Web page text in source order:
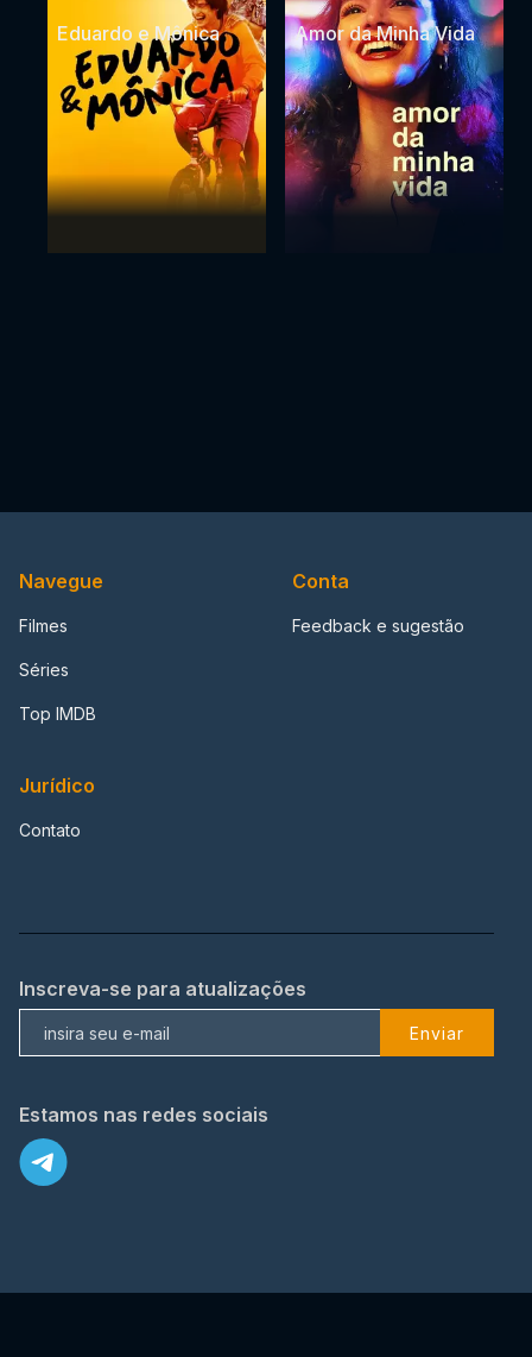
Eduardo e Mônica Amor da Minha Vida
Navegue
Filmes
Séries
Top IMDB
Conta
Feedback e sugestão
Jurídico
Contato
Inscreva-se para atualizações
Enviar
Estamos nas redes sociais